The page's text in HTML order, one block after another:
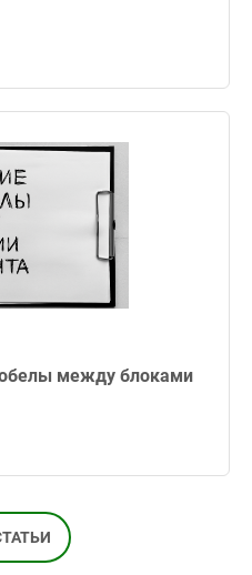
между блоками